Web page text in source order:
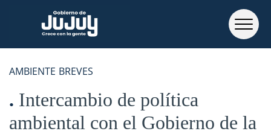
AMBIENTE BREVES
Intercambio de política
ambiental con el Gobierno de la